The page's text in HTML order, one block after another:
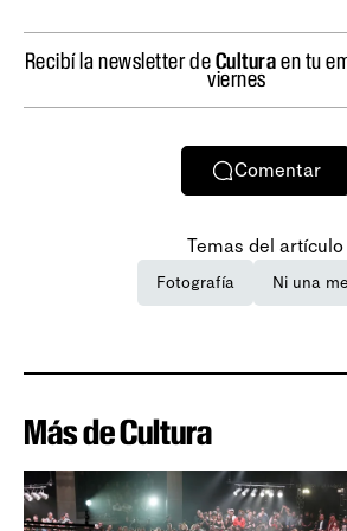
Recibí la newsletter deCulturaen tu
viernes
Comentar
Temas del artículo
Fotografía Ni una
Más de Cultura